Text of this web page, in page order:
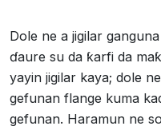
Dole ne a jigilar
ɗaure su da ƙarfi da
yayin jigilar kaya; dole
gefunan flange kuma
gefunan. Haramun ne